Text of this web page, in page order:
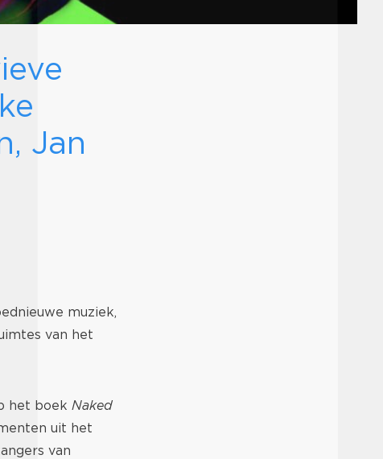
Jan
muziek,
van het
het boek Naked
uit het
van